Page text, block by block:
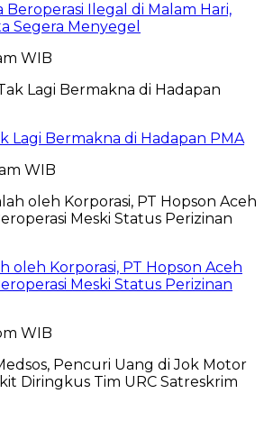
Beroperasi Ilegal di Malam Hari,
Segera Menyegel
WIB
Lagi Bermakna di Hadapan PMA
WIB
oleh Korporasi, PT Hopson Aceh
Meski Status Perizinan
WIB